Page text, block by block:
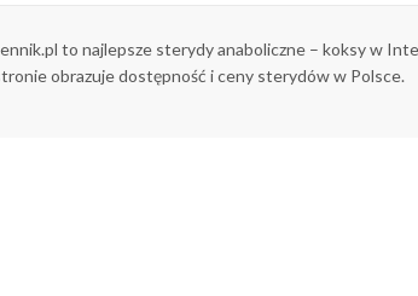
to najlepsze sterydy anaboliczne – koksy w
obrazuje dostępność i ceny sterydów w Polsce.